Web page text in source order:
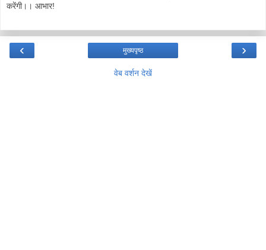
करेंगी।। आभार!
‹ ›
मुख्यपृष्ठ
वेब वर्शन देखें